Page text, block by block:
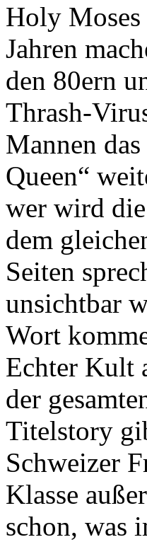
Holy
Jahren
den 80ern
Thrash-
Mannen
Queen“
wer wird
dem
Seiten
unsichtbar
Wort
Echter Kult
der
Titelstory
Schweizer
Klasse
schon, was